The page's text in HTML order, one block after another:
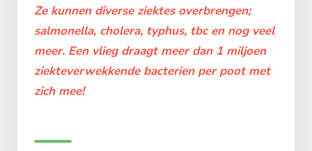
Ze kunnen diverse ziektes overbrengen;
salmonella, cholera, typhus, tbc en nog veel
meer. Een vlieg draagt meer dan 1 miljoen
ziekteverwekkende bacterien per poot met
zich mee!